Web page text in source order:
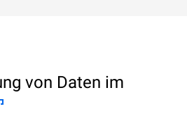
von Daten im